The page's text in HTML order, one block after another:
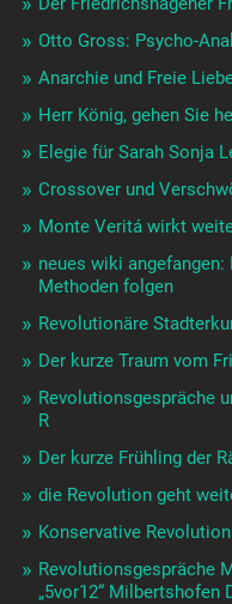
Otto Gross: Psycho-
Anarchie und Freie
Herr König, gehen Sie
Elegie für Sarah Sonja
Crossover und
Monte Veritá wirkt
neues wiki
Methoden folgen
Revolutionäre
Der kurze Traum vom
Revolutionsgespräche
R
Der kurze Frühling der
die Revolution geht
Konservative
Revolutionsgespräche
„5vor12“ Milbertshofen